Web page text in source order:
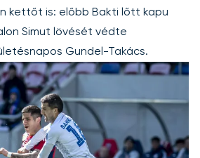
kettőt is: előbb Bakti lőtt kapu
Simut lövését védte
Gundel-Takács.